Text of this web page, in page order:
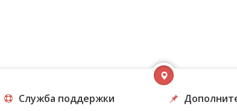
Служба поддержки